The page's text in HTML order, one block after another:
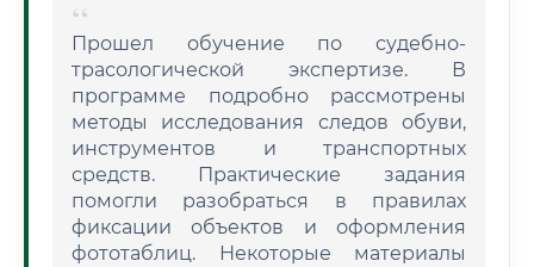
Прошел обучение по судебно-
трасологической экспертизе. В
программе подробно рассмотрены
методы исследования следов обуви,
инструментов и транспортных
средств. Практические задания
помогли разобраться в правилах
фиксации объектов и оформления
фототаблиц. Некоторые материалы